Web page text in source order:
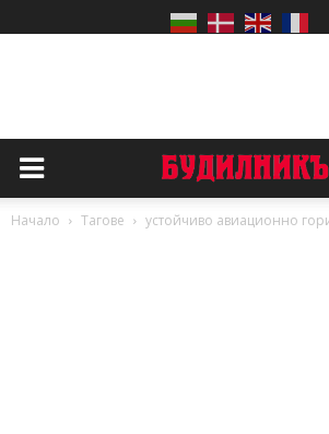
Начало Тагове устойчиво авиационно